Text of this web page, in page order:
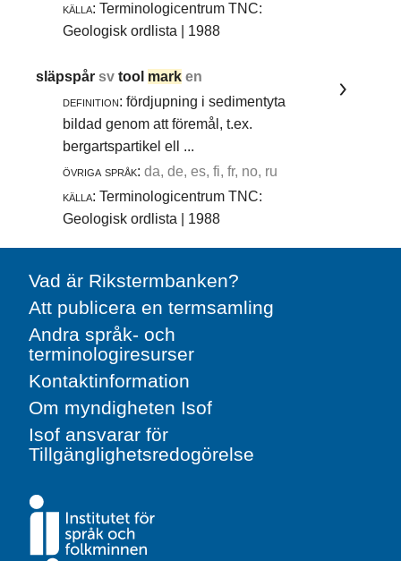
källa: Terminologicentrum TNC:
Geologisk ordlista | 1988
släpspårsvtool mark en
definition: fördjupning i sedimentyta
bildad genom att föremål, t.ex.
bergartspartikel ell ...
övriga språk: da, de, es, fi, fr, no, ru
källa: Terminologicentrum TNC:
Geologisk ordlista | 1988
Vad är Rikstermbanken?
Att publicera en termsamling
Andra språk- och
terminologiresurser
Kontaktinformation
Om myndigheten Isof
Isof ansvarar för
Tillgänglighetsredogörelse